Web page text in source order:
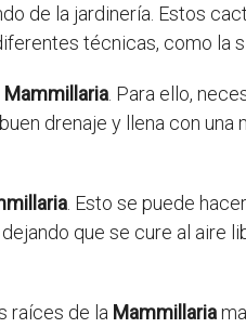
de la jardinería. Estos
técnicas, como la
Mammillaria . Para ello,
drenaje y llena con
. Esto se puede
que se cure al aire
raíces de la Mammillaria